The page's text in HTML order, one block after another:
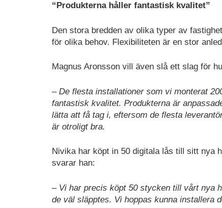
“Produkterna håller fantastisk kvalitet”
Den stora bredden av olika typer av
för olika behov. Flexibiliteten är en stor
Magnus Aronsson vill även slå ett slag för
– De flesta installationer som vi monterat
fantastisk kvalitet. Produkterna är
lätta att få tag i, eftersom de flesta
är otroligt bra.
Nivika har köpt in 50 digitala lås till sitt nya
svarar han:
– Vi har precis köpt 50 stycken till vårt nya
de väl släpptes. Vi hoppas kunna installera